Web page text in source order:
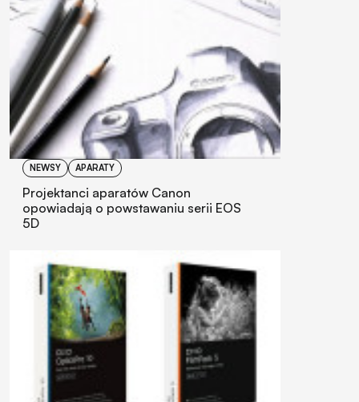
NEWSY APARATY
Projektanci aparatów Canon
opowiadają o powstawaniu serii EOS
5D